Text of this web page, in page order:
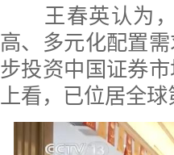
王春英认为，
高、多元化配置
步投资中国证券
上看，已位居全球